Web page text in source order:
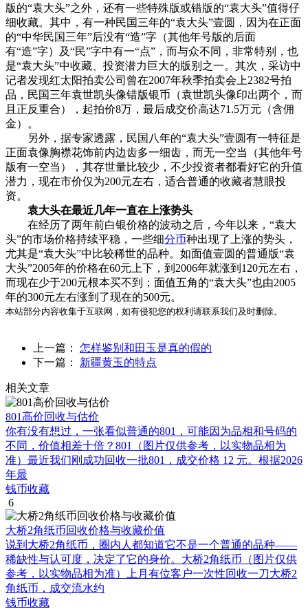
版的“袁大头”之外，还有一些特殊版或错版的“袁大头”值得仔
细收藏。其中，有一种民国三年的“袁大头”壹圆，因为在正面
的“中华民国三年”后没有“造”字（其他年号版的后面
有“造”字）及“民”字中有一“点”，而与众不同，非常特别，也
是“袁大头”中收藏、投资潜力巨大的版别之一。其次，采访中
记者发现红太阳拍卖公司曾在2007年秋季拍卖会上2382号拍
品，民国三年袁世凯头像错版银币（袁世凯头像印出两个，而
且正反重合），起拍价8万，最后成交价高达71.5万元（含佣
金）。
另外，据专家透露，民国八年的“袁大头”壹圆有一特征是
正面袁像胸襟花饰前内边齿多一细齿，而无一空当（其他年号
版有一空当），其存世量比较少，不少投资者都看好它的升值
潜力，现在市价仅为200元左右，适合普通的收藏者慧眼投
资。
袁大头在最近几年一直在上涨势头
在经历了两年前白银价格的波动之后，今年以来，“袁大
头”的市场价格持续平稳，一些细分币种出现了上涨的势头，
尤其是“袁大头”中比较稀世的品种。如面值壹圆的普通版“袁
大头”2005年的价格在60元上下，到2006年就涨到120元左右，
而现在少于200元根本买不到；面值五角的“袁大头”也由2005
年的300元左右涨到了现在的500元。
本站部分内容收集于互联网，如有侵犯您的权利请联系我们及时删除。
上一篇： 怎样鉴别和田玉是真的假的
下一篇： 新疆黄玉的特点
相关文章
801高价回收与估价
你有没有想过，一张看似普通的801，可能因为品相和号码的
不同，价值相差十倍？801（图片仅供参考，以实物品相为
准）最近我们刚成功回收一批801，成交价格 12 元。根据2026
年最
钱币收藏
6
大桥2角纸币回收价格与收藏价值
说到大桥2角纸币，圈内人都知道它不是一个普通的品种——
稀缺性与认可度，决定了它的身价。大桥2角纸币（图片仅供
参考，以实物品相为准）上月有位客户一次性回收一刀大桥2
角纸币，成交流水约
钱币收藏